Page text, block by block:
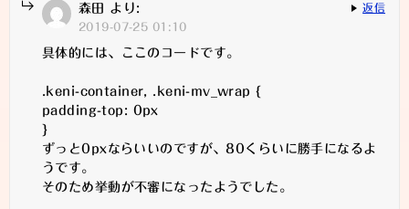
森田 より:
2019-07-25 01:10
具体的には、ここのコードです。
.keni-container, .keni-mv_wrap {
padding-top: 0px
}
ずっと0pxならいいのですが、80くらいに勝手になるよ
うです。
そのため挙動が不審になったようでした。
返信